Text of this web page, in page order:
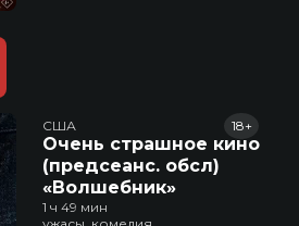
США
Очень страшное кино
(предсеанс. обсл)
«Волшебник»
18+
1 ч 49 мин
ужасы, комедия